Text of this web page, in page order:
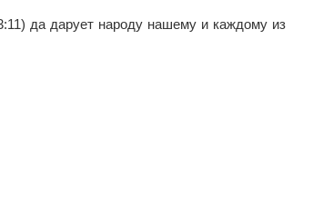
да дарует народу нашему и каждому из